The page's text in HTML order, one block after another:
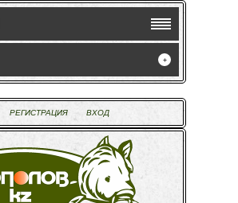
+
РЕГИСТРАЦИЯ ВХОД